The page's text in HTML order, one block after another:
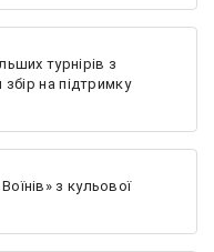
турнірів з
збір на підтримку
з кульової